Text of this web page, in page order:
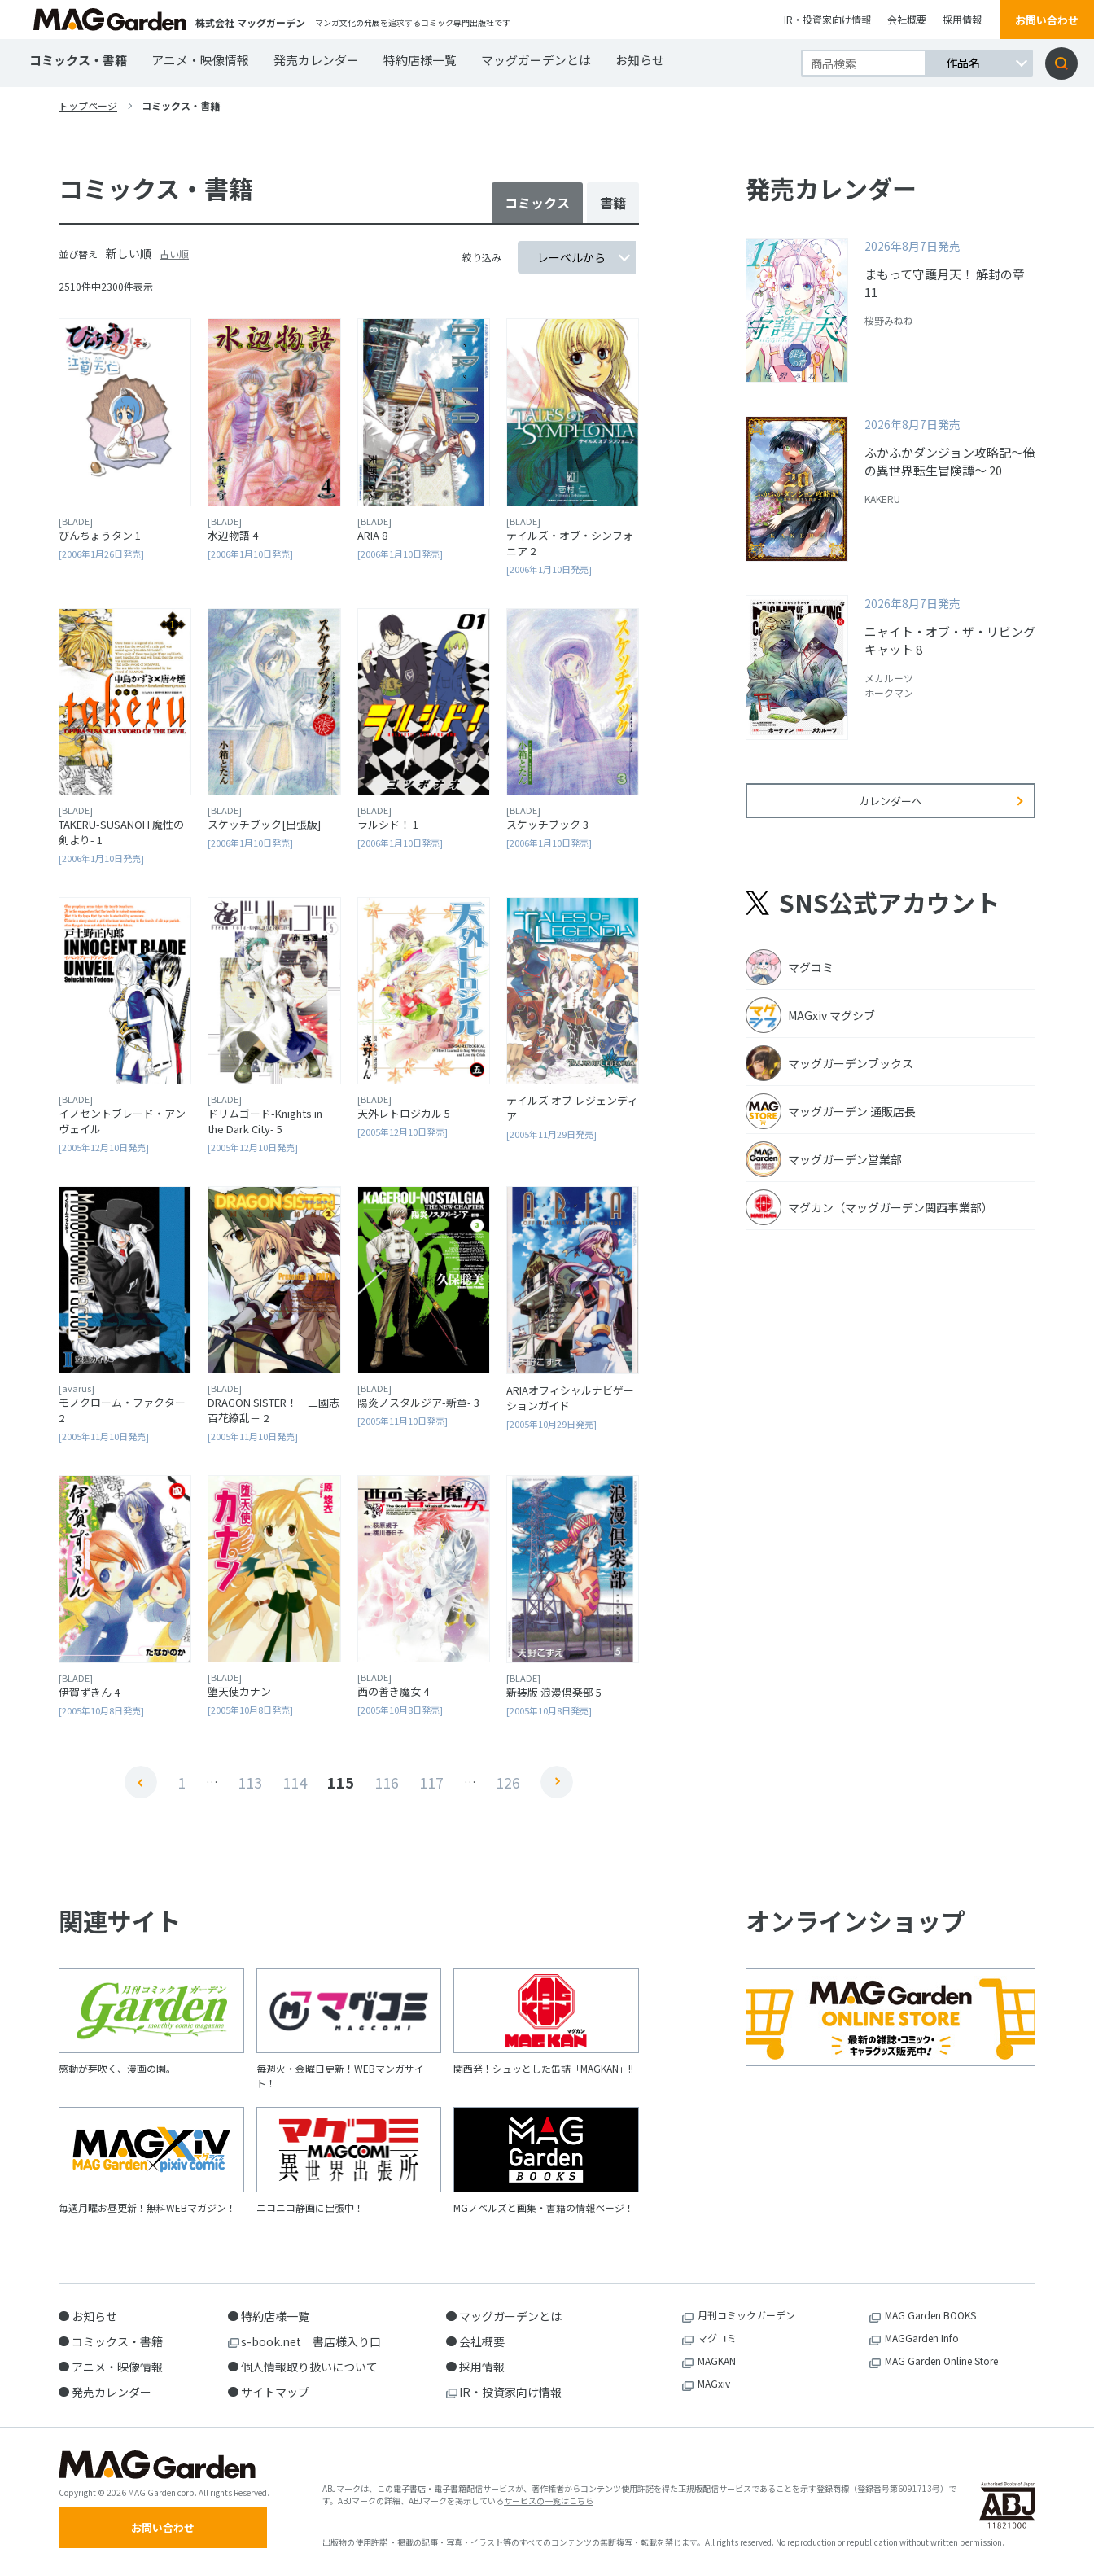
株式会社 マッグガーデン マンガ文化の発展を追求するコミック専門出版社です IR・投資家向け情報 会社概要 採用情報 お問い合わせ
コミックス・書籍 アニメ・映像情報 発売カレンダー 特約店様一覧 マッグガーデンとは お知らせ
トップページ コミックス・書籍
コミックス・書籍 コミックス 書籍
並び替え 新しい順 古い順 絞り込み
2510件中2300件表示
[BLADE]
びんちょうタン 1
[2006年1月26日発売]
[BLADE]
水辺物語 4
[2006年1月10日発売]
[BLADE]
ARIA 8
[2006年1月10日発売]
[BLADE]
テイルズ・オブ・シンフォ
ニア 2
[2006年1月10日発売]
[BLADE]
TAKERU-SUSANOH 魔性の
剣より- 1
[2006年1月10日発売]
[BLADE]
スケッチブック[出張版]
[2006年1月10日発売]
[BLADE]
ラルシド！ 1
[2006年1月10日発売]
[BLADE]
スケッチブック 3
[2006年1月10日発売]
[BLADE]
イノセントブレード・アン
ヴェイル
[2005年12月10日発売]
[BLADE]
ドリムゴード-Knights in
the Dark City- 5
[2005年12月10日発売]
[BLADE]
天外レトロジカル 5
[2005年12月10日発売]
テイルズ オブ レジェンディ
ア
[2005年11月29日発売]
[avarus]
モノクローム・ファクター
2
[2005年11月10日発売]
[BLADE]
DRAGON SISTER！－三國志
百花繚乱－ 2
[2005年11月10日発売]
[BLADE]
陽炎ノスタルジア-新章- 3
[2005年11月10日発売]
ARIAオフィシャルナビゲー
ションガイド
[2005年10月29日発売]
[BLADE]
伊賀ずきん 4
[2005年10月8日発売]
[BLADE]
堕天使カナン
[2005年10月8日発売]
[BLADE]
西の善き魔女 4
[2005年10月8日発売]
[BLADE]
新装版 浪漫倶楽部 5
[2005年10月8日発売]
1 … 113 114 115 116 117 … 126
発売カレンダー
2026年8月7日発売
まもって守護月天！ 解封の章
11
桜野みねね
2026年8月7日発売
ふかふかダンジョン攻略記～俺
の異世界転生冒険譚～ 20
KAKERU
2026年8月7日発売
ニャイト・オブ・ザ・リビング
キャット 8
メカルーツ
ホークマン
カレンダーへ
SNS公式アカウント
マグコミ
MAGxiv マグシブ
マッグガーデンブックス
マッグガーデン 通販店長
マッグガーデン営業部
マグカン（マッグガーデン関西事業部）
関連サイト
感動が芽吹く、漫画の園――。
毎週火・金曜日更新！WEBマンガサイ
ト！
関西発！シュッとした缶詰「MAGKAN」!!
毎週月曜お昼更新！無料WEBマガジン！ ニコニコ静画に出張中！ MGノベルズと画集・書籍の情報ページ！
オンラインショップ
お知らせ
コミックス・書籍
アニメ・映像情報
発売カレンダー
特約店様一覧
s-book.net 書店様入り口
個人情報取り扱いについて
サイトマップ
マッグガーデンとは
会社概要
採用情報
IR・投資家向け情報
月刊コミックガーデン
マグコミ
MAGKAN
MAGxiv
MAG Garden BOOKS
MAGGarden Info
MAG Garden Online Store
Copyright © 2026 MAG Garden corp. All rights Reserved.
お問い合わせ
ABJマークは、この電子書店・電子書籍配信サービスが、著作権者からコンテンツ使用許諾を得た正規版配信サービスであることを示す登録商標（登録番号第6091713号）で
す。ABJマークの詳細、ABJマークを掲示しているサービスの一覧はこちら
出版物の使用許諾 ・掲載の記事・写真・イラスト等のすべてのコンテンツの無断複写・転載を禁じます。All rights reserved. No reproduction or republication without written permission.